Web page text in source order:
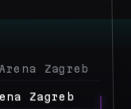
Zagreb
Zagreb